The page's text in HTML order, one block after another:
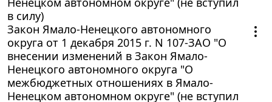
в силу)
Закон Ямало-Ненецкого автономного
округа от 1 декабря 2015 г. N 107-ЗАО "О
внесении изменений в Закон Ямало-
Ненецкого автономного округа "О
межбюджетных отношениях в Ямало-
Ненецком автономном округе" (не вступил